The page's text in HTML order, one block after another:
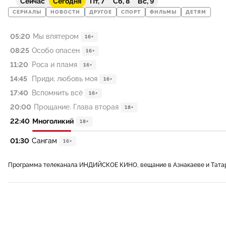
СЕРИАЛЫ НОВОСТИ ДРУГОЕ СПОРТ ФИЛЬМЫ ДЕТЯМ
05:20 Мы впятером 16+
08:25 Особо опасен 16+
11:20 Роса и пламя 16+
14:45 Приди, любовь моя 16+
17:40 Вспомнить всё 16+
20:00 Прощание. Глава вторая 18+
22:40 Многоликий 18+
01:30 Сангам 16+
Программа телеканала ИНДИЙСКОЕ КИНО, вещание в Азнакаеве и